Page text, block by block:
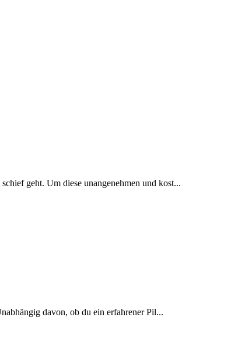
geht. Um diese unangenehmen und kost...
davon, ob du ein erfahrener Pil...